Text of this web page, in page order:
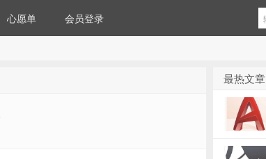
心愿单 会员登录
最热文章